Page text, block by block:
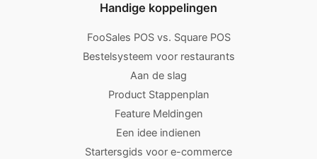
Handige koppelingen
FooSales POS vs. Square POS
Bestelsysteem voor restaurants
Aan de slag
Product Stappenplan
Feature Meldingen
Een idee indienen
Startersgids voor e-commerce